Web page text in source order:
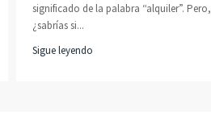
significado de la palabra “alquiler”. Pero,
¿sabrías si...
Sigue leyendo